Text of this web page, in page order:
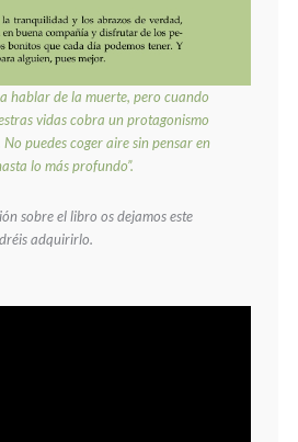
hablar de la muerte, pero cuando
vidas cobra un protagonismo
No puedes coger aire sin pensar en
lo más profundo”.
sobre el libro os dejamos este
adquirirlo.